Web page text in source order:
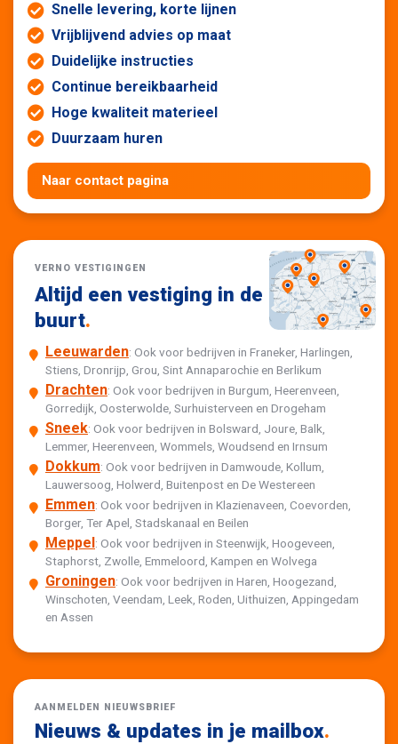
Snelle levering, korte lijnen
Vrijblijvend advies op maat
Duidelijke instructies
Continue bereikbaarheid
Hoge kwaliteit materieel
Duurzaam huren
Naar contact pagina
VERNO VESTIGINGEN
Altijd een vestiging in de
buurt.
Leeuwarden: Ook voor bedrijven in Franeker, Harlingen,
Stiens, Dronrijp, Grou, Sint Annaparochie en Berlikum
Drachten: Ook voor bedrijven in Burgum, Heerenveen,
Gorredijk, Oosterwolde, Surhuisterveen en Drogeham
Sneek: Ook voor bedrijven in Bolsward, Joure, Balk,
Lemmer, Heerenveen, Wommels, Woudsend en Irnsum
Dokkum: Ook voor bedrijven in Damwoude, Kollum,
Lauwersoog, Holwerd, Buitenpost en De Westereen
Emmen: Ook voor bedrijven in Klazienaveen, Coevorden,
Borger, Ter Apel, Stadskanaal en Beilen
Meppel : Ook voor bedrijven in Steenwijk, Hoogeveen,
Staphorst, Zwolle, Emmeloord, Kampen en Wolvega
Groningen: Ook voor bedrijven in Haren, Hoogezand,
Winschoten, Veendam, Leek, Roden, Uithuizen, Appingedam
en Assen
AANMELDEN NIEUWSBRIEF
Nieuws & updates in je mailbox.